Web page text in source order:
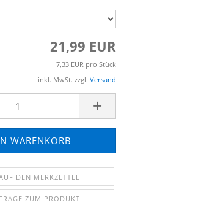
21,99 EUR
7,33 EUR pro Stück
inkl. MwSt. zzgl. Versand
DEN MERKZETTEL
FRAGE ZUM PRODUKT